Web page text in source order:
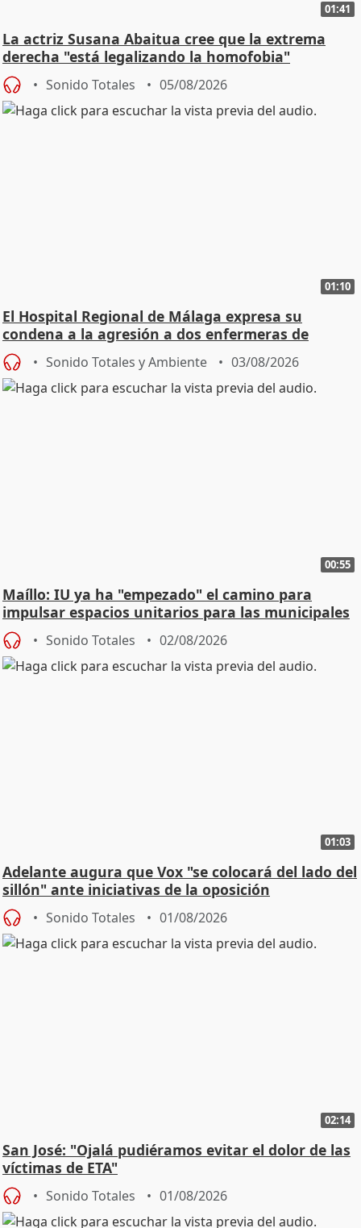
01:41
La actriz Susana Abaitua cree que la extrema
derecha "está legalizando la homofobia"
Sonido Totales 05/08/2026
01:10
El Hospital Regional de Málaga expresa su
condena a la agresión a dos enfermeras de
Urgencias
Sonido Totales y Ambiente 03/08/2026
00:55
Maíllo: IU ya ha "empezado" el camino para
impulsar espacios unitarios para las municipales
Sonido Totales 02/08/2026
01:03
Adelante augura que Vox "se colocará del lado del
sillón" ante iniciativas de la oposición
Sonido Totales 01/08/2026
02:14
San José: "Ojalá pudiéramos evitar el dolor de las
víctimas de ETA"
Sonido Totales 01/08/2026